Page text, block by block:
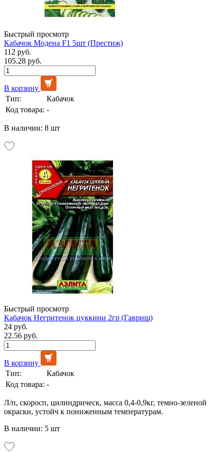
Быстрый просмотр
Кабачок Модена F1 5шт (Престиж)
112 руб.
105.28 руб.
В корзину
Тип:
Кабачок
Код товара: -
В наличии: 8 шт
Быстрый просмотр
Кабачок Негритенок цуккини 2гр (Гавриш)
24 руб.
22.56 руб.
В корзину
Тип:
Кабачок
Код товара: -
Л/п, скоросп, цилиндрическ, масса 0,4-0,9кг, темно-зеленой
окраски, устойч к пониженным температурам.
В наличии: 5 шт